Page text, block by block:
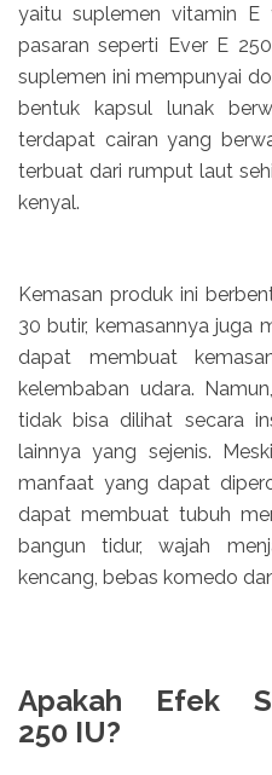
yaitu suplemen vitamin E
pasaran seperti Ever E
suplemen ini mempunyai
bentuk kapsul lunak
terdapat cairan yang
terbuat dari rumput laut
kenyal.
Kemasan produk ini
30 butir, kemasannya juga
dapat membuat
kelembaban udara.
tidak bisa dilihat secara
lainnya yang sejenis.
manfaat yang dapat
dapat membuat tubuh
bangun tidur, wajah
kencang, bebas komedo
Apakah Efek
250 IU?